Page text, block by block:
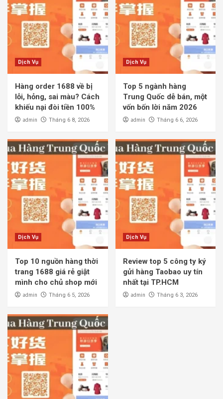
Dịch Vụ
Hàng order 1688 về bị
lỗi, hỏng, sai màu? Cách
khiếu nại đòi tiền 100%
admin Tháng 6 8, 2026
Dịch Vụ
Top 5 ngành hàng
Trung Quốc dễ bán, một
vốn bốn lời năm 2026
admin Tháng 6 6, 2026
Dịch Vụ
Top 10 nguồn hàng thời
trang 1688 giá rẻ giật
mình cho chủ shop mới
admin Tháng 6 5, 2026
Dịch Vụ
Review top 5 công ty ký
gửi hàng Taobao uy tín
nhất tại TP.HCM
admin Tháng 6 3, 2026